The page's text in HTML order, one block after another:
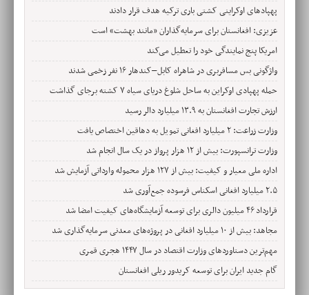
پهپادهای اوکراینی کشتی باری ترکیه هدف قرار دادند
عزیزی: افغانستان برای سرمایه‌گذاران «مانند بهشت» است
امریکا پنج نمایندگی خود را تعطیل می‌کند
واژگونی بس مسافربری در شاهراه کابل–کندهار ۱۶ نفر زخمی شدند
حمله پهپادی اوکراین به ساحل شلوغ دریای سیاه ۷ کشته برجای گذاشت
ارزش تجارت افغانستان به ۱۳.۹ میلیارد دالر رسید
وزارت زراعت: ۲ میلیارد افغانی تمویل به دهاقین اختصاص یافت
وزارت ترانسپورت: بیش از ۱۲ هزار پرواز در یک سال انجام شد
اداره ملی معیار و کیفیت: بیش از ۱۲۷ هزار محموله وارداتی آزمایش شد
۲.۵ میلیارد افغانی اسکناس فرسوده جمع‌آوری شد
قرارداد ۴۶ میلیون دالری برای توسعه آزمایشگاه‌های کیفیت امضا شد
مجاهد: بیش از ۱۰ میلیارد افغانی در پروژه‌های معدنی سرمایه‌گذاری شد
مهم‌ترین دستاوردهای وزارت اقتصاد در سال ۱۴۴۷ هجری قمری
گام جدید ایران برای توسعه کریدور ریلی افغانستان